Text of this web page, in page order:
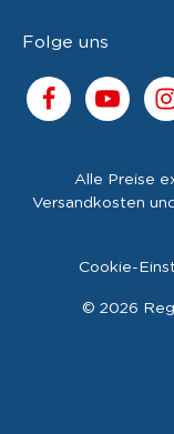
Folge uns
Alle Preise
Versandkosten
© 2026
Cookie-